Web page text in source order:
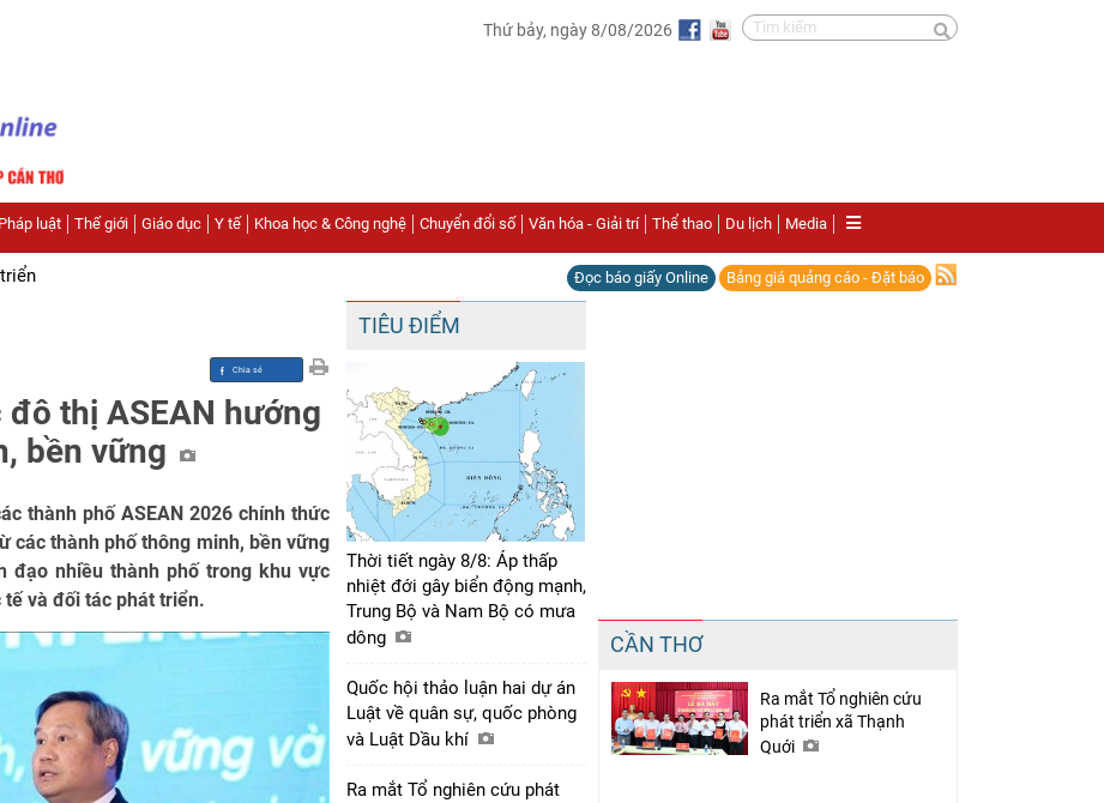
Thứ bảy, ngày 8/08/2026
luật Thế giới Giáo dục Y tế Khoa học & Công nghệ Chuyển đổi số Văn hóa - Giải trí Thể thao Du lịch Media
Đọc báo giấy Online Bảng giá quảng cáo - Đặt báo
Chia sẻ
thị ASEAN hướng
bền vững
thành phố ASEAN 2026 chính thức
các thành phố thông minh, bền vững
đạo nhiều thành phố trong khu vực
tế và đối tác phát triển.
TIÊU ĐIỂM
Thời tiết ngày 8/8: Áp thấp
nhiệt đới gây biển động mạnh,
Trung Bộ và Nam Bộ có mưa
dông
Quốc hội thảo luận hai dự án
Luật về quân sự, quốc phòng
và Luật Dầu khí
Ra mắt Tổ nghiên cứu phát
CẦN THƠ
Ra mắt Tổ nghiên cứu
phát triển xã Thạnh
Quới